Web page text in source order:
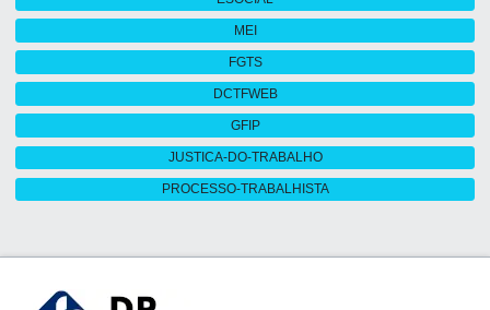
MEI
FGTS
DCTFWEB
GFIP
JUSTICA-DO-TRABALHO
PROCESSO-TRABALHISTA